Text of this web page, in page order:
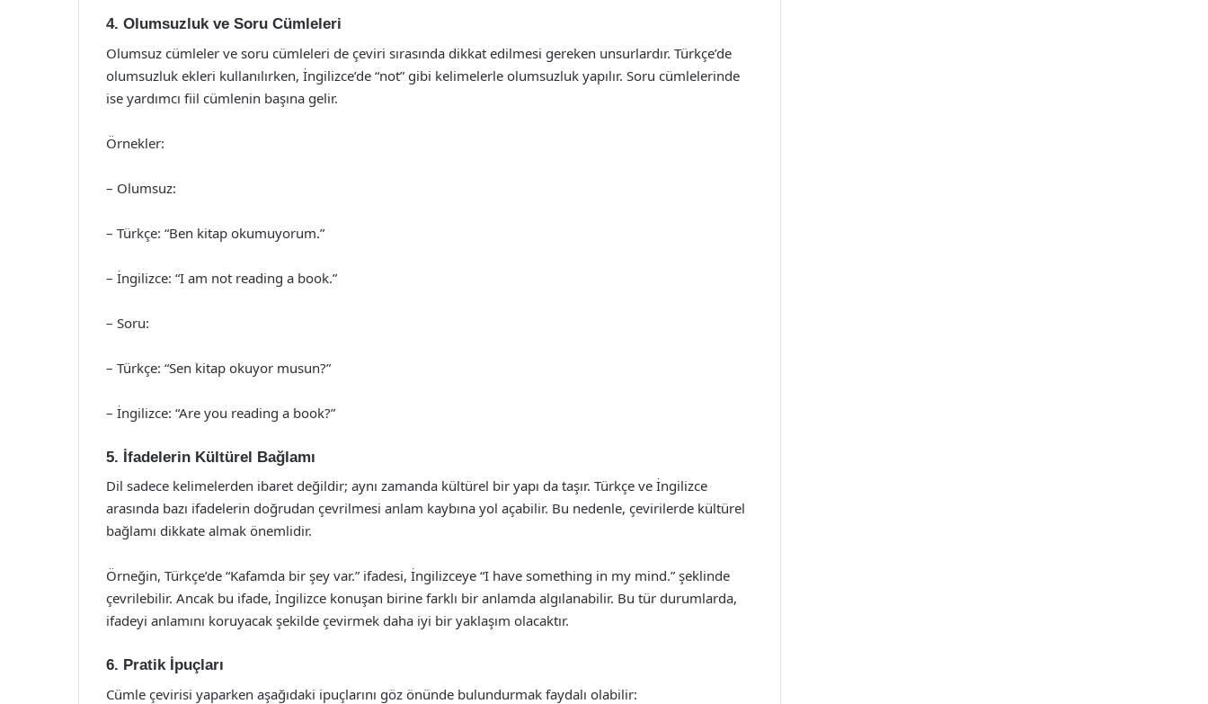
4. Olumsuzluk ve Soru Cümleleri
Olumsuz cümleler ve soru cümleleri de çeviri sırasında dikkat edilmesi gereken unsurlardır. Türkçe’de
olumsuzluk ekleri kullanılırken, İngilizce’de “not” gibi kelimelerle olumsuzluk yapılır. Soru cümlelerinde
ise yardımcı fiil cümlenin başına gelir.
Örnekler:
– Olumsuz:
– Türkçe: “Ben kitap okumuyorum.”
– İngilizce: “I am not reading a book.”
– Soru:
– Türkçe: “Sen kitap okuyor musun?”
– İngilizce: “Are you reading a book?”
5. İfadelerin Kültürel Bağlamı
Dil sadece kelimelerden ibaret değildir; aynı zamanda kültürel bir yapı da taşır. Türkçe ve İngilizce
arasında bazı ifadelerin doğrudan çevrilmesi anlam kaybına yol açabilir. Bu nedenle, çevirilerde kültürel
bağlamı dikkate almak önemlidir.
Örneğin, Türkçe’de “Kafamda bir şey var.” ifadesi, İngilizceye “I have something in my mind.” şeklinde
çevrilebilir. Ancak bu ifade, İngilizce konuşan birine farklı bir anlamda algılanabilir. Bu tür durumlarda,
ifadeyi anlamını koruyacak şekilde çevirmek daha iyi bir yaklaşım olacaktır.
6. Pratik İpuçları
Cümle çevirisi yaparken aşağıdaki ipuçlarını göz önünde bulundurmak faydalı olabilir: